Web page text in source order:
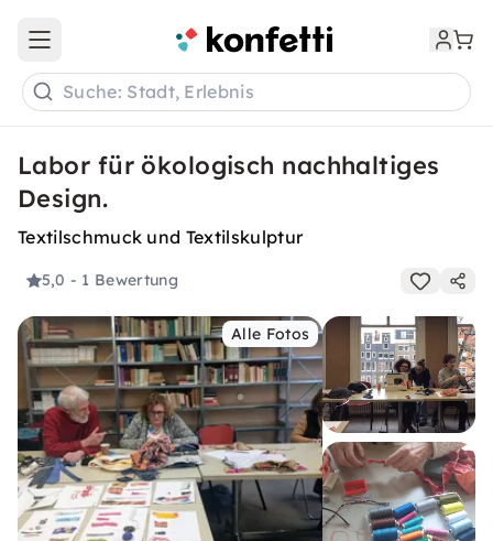
Open main menu
Suche: Stadt, Erlebnis
Labor für ökologisch nachhaltiges
Design.
Textilschmuck und Textilskulptur
5,0 - 1 Bewertung
Alle Fotos